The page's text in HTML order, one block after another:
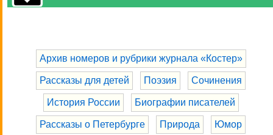
Архив номеров и рубрики журнала «Костер»
Рассказы для детей Поэзия Сочинения
История России Биографии писателей
Рассказы о Петербурге Природа Юмор